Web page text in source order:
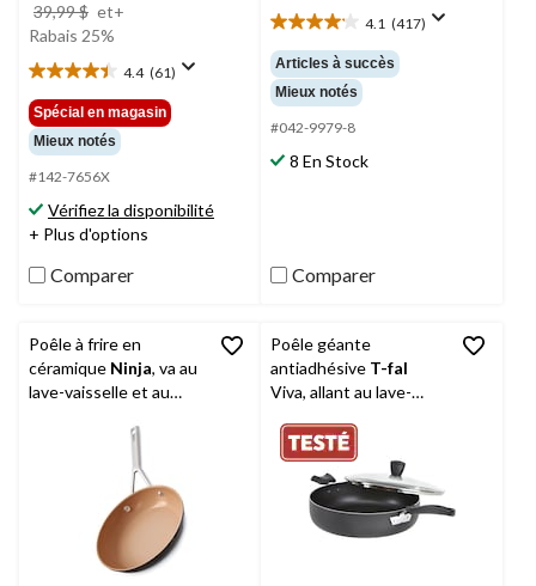
39,99 $ et+
partir
de
39,99 $
Rabais 25%
4.4 (61)
4.4
étoile(s)
sur
5.
61
Spécial en magasin
Mieux notés
#142-7656X
Vérifiez la disponibilité
+ Plus d'options
Comparer
4.1 (417)
4.1
étoile(s)
sur
5.
417
Articles à succès
Mieux notés
#042-9979-8
8 En Stock
Comparer
Poêle à frire en
céramique Ninja, va au
lave-vaisselle et au
Poêle géante
antiadhésive T-fal
Viva, allant au lave-
noir, 5 pintes